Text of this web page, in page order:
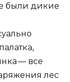
были дикие
— все
лес